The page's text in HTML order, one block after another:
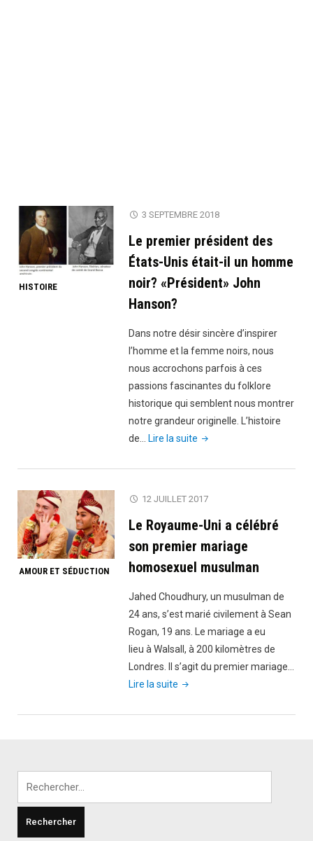
HISTOIRE
3 SEPTEMBRE 2018
Le premier président des
États-Unis était-il un homme
noir? «Président» John
Hanson?
Dans notre désir sincère d’inspirer
l’homme et la femme noirs, nous
nous accrochons parfois à ces
passions fascinantes du folklore
historique qui semblent nous montrer
notre grandeur originelle. L’histoire
de…
Lire la suite "Le
président
Unis
était-
homme
noir?
«Président»
John
Hanson?"
AMOUR ET SÉDUCTION
12 JUILLET 2017
Le Royaume-Uni a célébré
son premier mariage
homosexuel musulman
Jahed Choudhury, un musulman de
24 ans, s’est marié civilement à Sean
Rogan, 19 ans. Le mariage a eu
lieu à Walsall, à 200 kilomètres de
Londres. Il s’agit du premier mariage…
Lire la suite "Le
Uni
son
mariage